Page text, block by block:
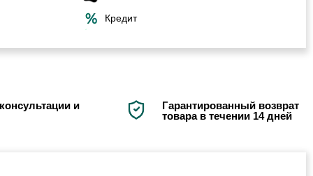
Кредит
и
Гарантированный возврат
товара в течении 14 дней